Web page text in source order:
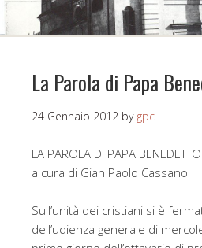
La Parola di Papa
24 Gennaio 2012 by gpc
LA PAROLA DI PAPA BENEDETTO
a cura di Gian Paolo Cassano
Sull’unità dei cristiani si è
dell’udienza generale di